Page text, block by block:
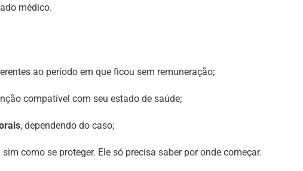
médico.
ao período em que ficou sem remuneração;
compatível com seu estado de saúde;
, dependendo do caso;
como se proteger. Ele só precisa saber por onde começar.